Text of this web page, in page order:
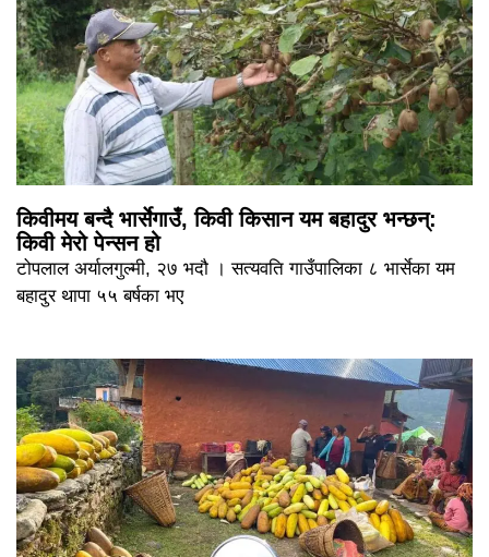
किवीमय बन्दै भार्सेगाउँ, किवी किसान यम बहादुर भन्छन्:
किवी मेरो पेन्सन हो
टोपलाल अर्यालगुल्मी, २७ भदौ । सत्यवति गाउँपालिका ८ भार्सेका यम
बहादुर थापा ५५ बर्षका भए